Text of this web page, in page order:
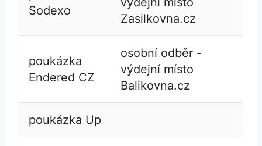
Sodexo
Zasilkovna.cz
poukázka
Endered CZ
osobní odběr -
výdejní místo
Balikovna.cz
poukázka Up